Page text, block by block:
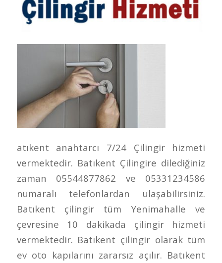
atıkent anahtarcı 7/24 Çilingir hizmeti
vermektedir. Batıkent Çilingire dilediğiniz
zaman 05544877862 ve 05331234586
numaralı telefonlardan ulaşabilirsiniz.
Batıkent çilingir tüm Yenimahalle ve
çevresine 10 dakikada çilingir hizmeti
vermektedir. Batıkent çilingir olarak tüm
ev oto kapılarını zararsız açılır. Batıkent